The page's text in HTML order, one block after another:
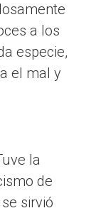
a los
especie,
el mal y
la
de
sirvió